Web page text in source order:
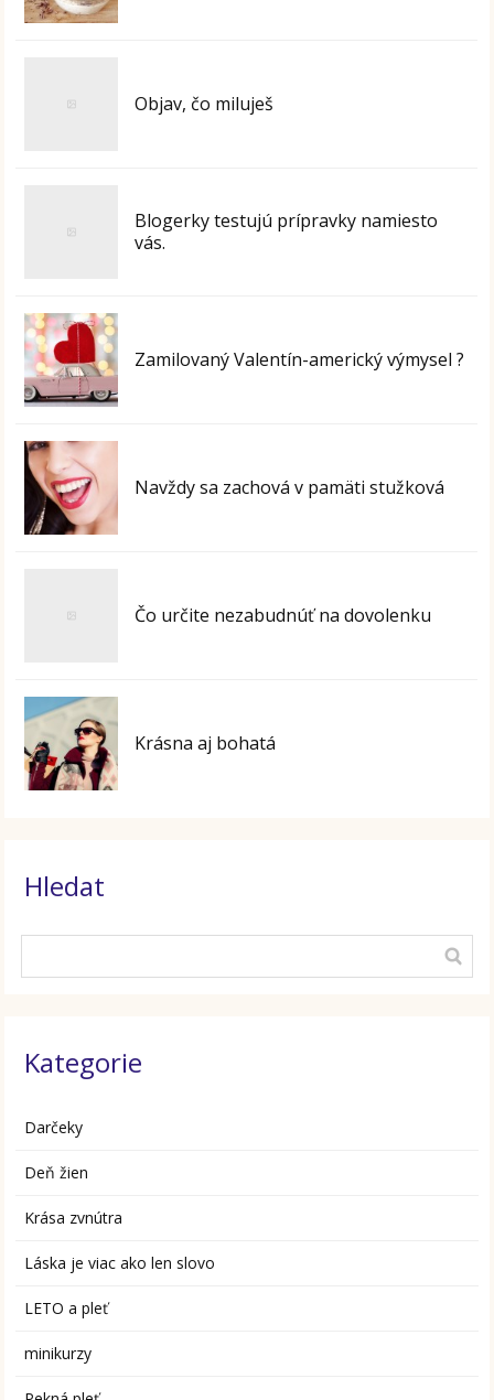
Objav, čo miluješ
Blogerky testujú prípravky namiesto
vás.
Zamilovaný Valentín-americký výmysel ?
Navždy sa zachová v pamäti stužková
Čo určite nezabudnúť na dovolenku
Krásna aj bohatá
Hledat
Kategorie
Darčeky
Deň žien
Krása zvnútra
Láska je viac ako len slovo
LETO a pleť
minikurzy